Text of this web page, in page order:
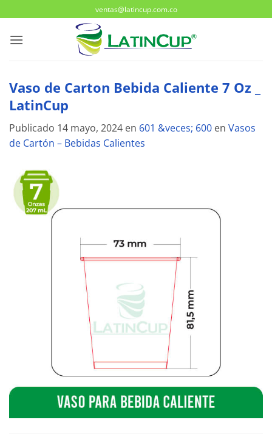
al
contenido
ventas@latincup.com.co
Vaso de Carton Bebida Caliente 7 Oz _
LatinCup
Publicado 14 mayo, 2024 en 601 &veces; 600 en Vasos
de Cartón – Bebidas Calientes